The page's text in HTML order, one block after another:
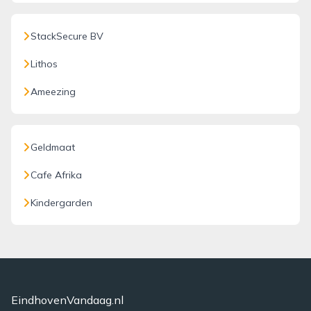
StackSecure BV
Lithos
Ameezing
Geldmaat
Cafe Afrika
Kindergarden
EindhovenVandaag.nl